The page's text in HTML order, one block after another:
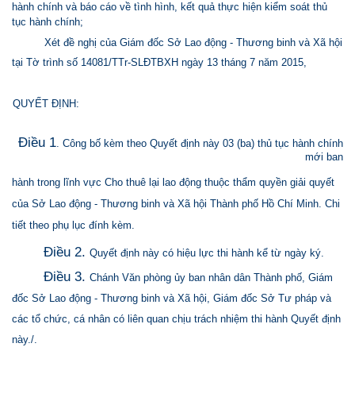
hành chính và báo cáo về tình hình, kết quả thực hiện kiểm soát thủ
tục hành chính;
Xét đề nghị của Giám đốc Sở Lao động - Thương binh và Xã hội
tại Tờ trình số 14081/TTr-SLĐTBXH ngày 13 tháng 7 năm 2015,
QUYẾT ĐỊNH:
Điều 1 . Công bố kèm theo Quyết định này 03 (ba) thủ tục hành chính
mới ban
hành trong lĩnh vực Cho thuê lại lao động thuộc thẩm quyền giải quyết
của Sở Lao động - Thương binh và Xã hội Thành phố Hồ Chí Minh. Chi
tiết theo phụ lục đính kèm.
Điều 2. Quyết định này có hiệu lực thi hành kể từ ngày ký.
Điều 3. Chánh Văn phòng ủy ban nhân dân Thành phố, Giám
đốc Sở Lao động - Thương binh và Xã hội, Giám đốc Sở Tư pháp và
các tổ chức, cá nhân có liên quan chịu trách nhiệm thi hành Quyết định
này./.